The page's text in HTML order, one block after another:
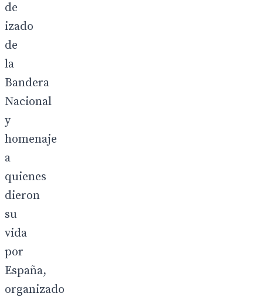
de
izado
de
la
Bandera
Nacional
y
homenaje
a
quienes
dieron
su
vida
por
España,
organizado